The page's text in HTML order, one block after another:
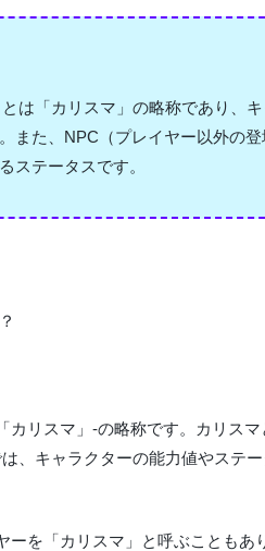
は「カリスマ」の略称であり、
また、NPC（プレイヤー以外の
ステータスです。
カリスマ」-の略称です。カリス
、キャラクターの能力値やステ
ーを「カリスマ」と呼ぶことも